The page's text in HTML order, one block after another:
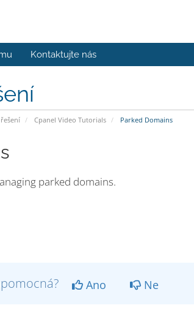
Kontaktujte nás
Cpanel Video Tutorials Parked Domains
parked domains.
Ano Ne